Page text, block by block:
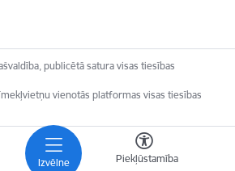
Izvēlne Piekļūstamība
publicētā satura visas tiesības
vienotās platformas visas tiesības